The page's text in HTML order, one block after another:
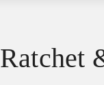
Ratchet